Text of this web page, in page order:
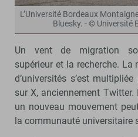
L’Université Bordeaux
Bluesky. - © Université
Un vent de migration
supérieur et la recherche.
d’universités s’est
sur X, anciennement
un nouveau mouvement
la communauté universitaire